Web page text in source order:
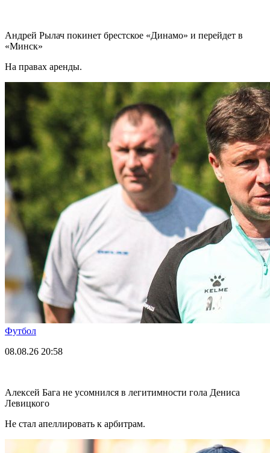
Андрей Рылач покинет брестское «Динамо» и перейдет в
«Минск»
На правах аренды.
Футбол
08.08.26 20:58
Алексей Бага не усомнился в легитимности гола Дениса
Левицкого
Не стал апеллировать к арбитрам.